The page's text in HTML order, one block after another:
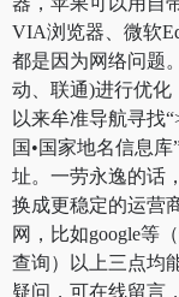
VIA浏览器、微软
都是因为网络问题
动、联通)进行优化
以来牟准导航寻找
国•国家地名信息
址。一劳永逸的话
换成更稳定的运营
网，比如google等
查询）以上三点均
疑问，可在线留言